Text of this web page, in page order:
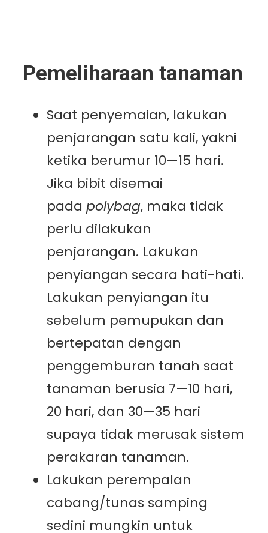
Pemeliharaan tanaman
Saat penyemaian, lakukan
penjarangan satu kali, yakni
ketika berumur 10—15 hari.
Jika bibit disemai
pada polybag, maka tidak
perlu dilakukan
penjarangan. Lakukan
penyiangan secara hati-hati.
Lakukan penyiangan itu
sebelum pemupukan dan
bertepatan dengan
penggemburan tanah saat
tanaman berusia 7—10 hari,
20 hari, dan 30—35 hari
supaya tidak merusak sistem
perakaran tanaman.
Lakukan perempalan
cabang/tunas samping
sedini mungkin untuk